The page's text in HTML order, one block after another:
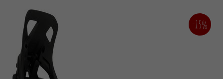
-15%